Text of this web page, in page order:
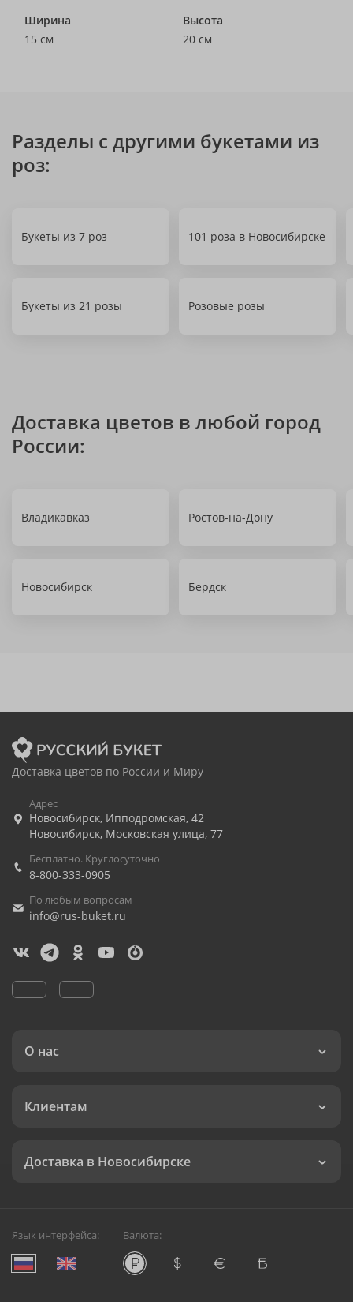
Ширина
15 см
Высота
20 см
Разделы с другими букетами из
роз:
Букеты из 7 роз 101 роза в Новосибирске
Букеты из 21 розы Розовые розы
Доставка цветов в любой город
России:
Владикавказ Ростов-на-Дону
Новосибирск Бердск
Доставка цветов по России и Миру
Адрес
Новосибирск, Ипподромская, 42
Новосибирск, Московская улица, 77
Бесплатно. Круглосуточно
8-800-333-0905
По любым вопросам
info@rus-buket.ru
О нас
Клиентам
Доставка в Новосибирске
Язык интерфейса: Валюта: